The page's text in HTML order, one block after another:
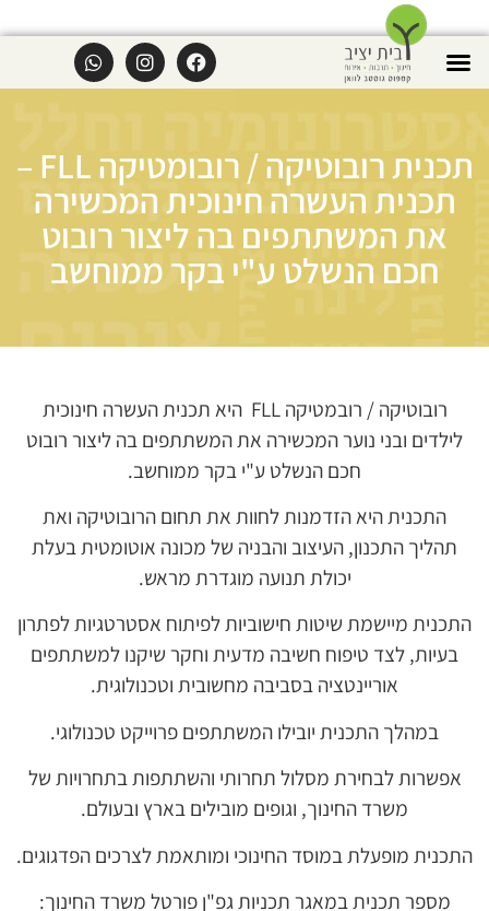
תכנית רובוטיקה / רובומטיקה FLL –
תכנית העשרה חינוכית המכשירה
את המשתתפים בה ליצור רובוט
חכם הנשלט ע"י בקר ממוחשב
רובוטיקה / רובמטיקה FLL היא תכנית העשרה חינוכית
לילדים ובני נוער המכשירה את המשתתפים בה ליצור רובוט
חכם הנשלט ע"י בקר ממוחשב.
התכנית היא הזדמנות לחוות את תחום הרובוטיקה ואת
תהליך התכנון, העיצוב והבניה של מכונה אוטומטית בעלת
יכולת תנועה מוגדרת מראש.
התכנית מיישמת שיטות חישוביות לפיתוח אסטרטגיות לפתרון
בעיות, לצד טיפוח חשיבה מדעית וחקר שיקנו למשתתפים
אוריינטציה בסביבה מחשובית וטכנולוגית.
במהלך התכנית יובילו המשתתפים פרוייקט טכנולוגי.
אפשרות לבחירת מסלול תחרותי והשתתפות בתחרויות של
משרד החינוך, וגופים מובילים בארץ ובעולם.
התכנית מופעלת במוסד החינוכי ומותאמת לצרכים הפדגוגים.
מספר תכנית במאגר תכניות גפ"ן פורטל משרד החינוך: